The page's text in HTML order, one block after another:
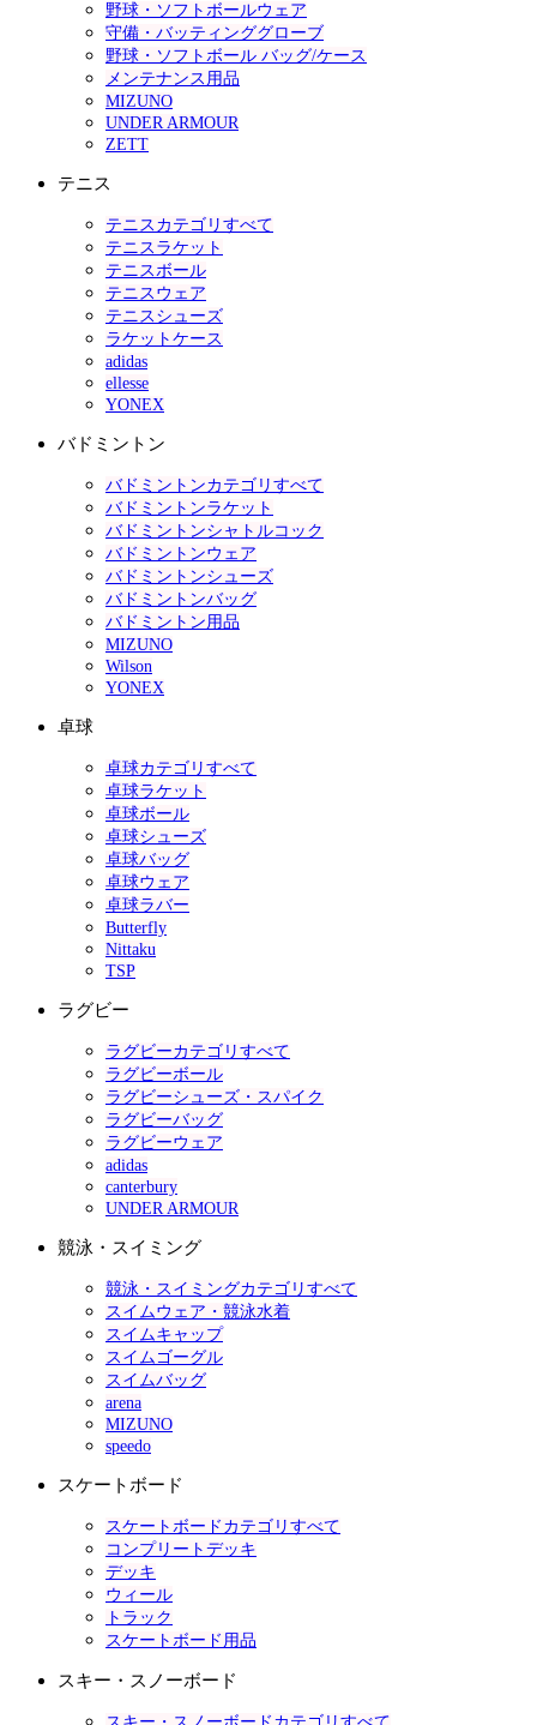
野球・ソフトボールウェア
守備・バッティンググローブ
野球・ソフトボール バッグ/ケース
メンテナンス用品
MIZUNO
UNDER ARMOUR
ZETT
テニス
テニスカテゴリすべて
テニスラケット
テニスボール
テニスウェア
テニスシューズ
ラケットケース
adidas
ellesse
YONEX
バドミントン
バドミントンカテゴリすべて
バドミントンラケット
バドミントンシャトルコック
バドミントンウェア
バドミントンシューズ
バドミントンバッグ
バドミントン用品
MIZUNO
Wilson
YONEX
卓球
卓球カテゴリすべて
卓球ラケット
卓球ボール
卓球シューズ
卓球バッグ
卓球ウェア
卓球ラバー
Butterfly
Nittaku
TSP
ラグビー
ラグビーカテゴリすべて
ラグビーボール
ラグビーシューズ・スパイク
ラグビーバッグ
ラグビーウェア
adidas
canterbury
UNDER ARMOUR
競泳・スイミング
競泳・スイミングカテゴリすべて
スイムウェア・競泳水着
スイムキャップ
スイムゴーグル
スイムバッグ
arena
MIZUNO
speedo
スケートボード
スケートボードカテゴリすべて
コンプリートデッキ
デッキ
ウィール
トラック
スケートボード用品
スキー・スノーボード